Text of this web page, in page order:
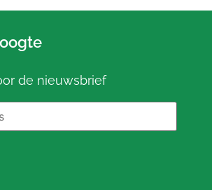
de nieuwsbrief